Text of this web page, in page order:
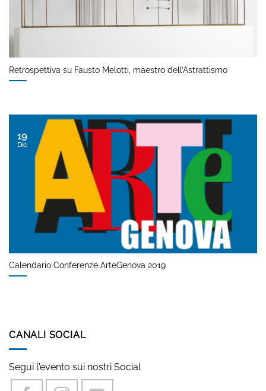
Retrospettiva su Fausto Melotti, maestro dell’Astrattismo
Calendario Conferenze ArteGenova 2019
19
Dic
CANALI SOCIAL
Segui l'evento sui nostri Social